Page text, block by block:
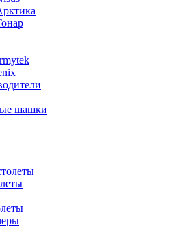
шашки